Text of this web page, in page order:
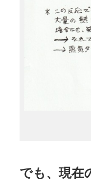
でも、現在